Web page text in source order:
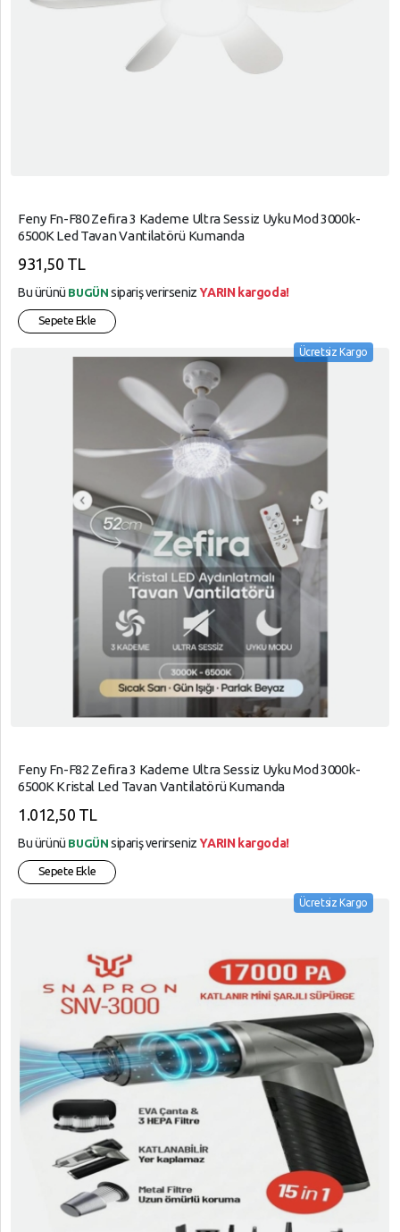
Feny Fn-F80 Zefira 3 Kademe Ultra Sessiz Uyku Mod 3000k-
6500K Led Tavan Vantilatörü Kumanda
931,50 TL
Bu ürünü BUGÜN sipariş verirsenizYARIN kargoda!
Sepete Ekle
Ücretsiz Kargo
Feny Fn-F82 Zefira 3 Kademe Ultra Sessiz Uyku Mod 3000k-
6500K Kristal Led Tavan Vantilatörü Kumanda
1.012,50 TL
Bu ürünü BUGÜN sipariş verirsenizYARIN kargoda!
Sepete Ekle
Ücretsiz Kargo